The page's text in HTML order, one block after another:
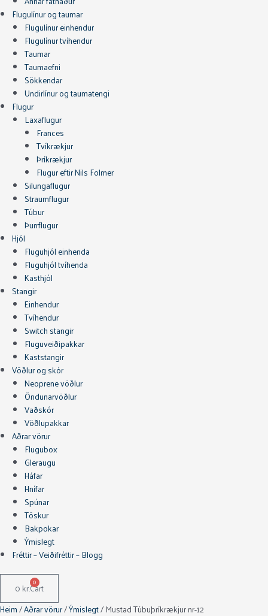
Flugulínur og taumar
Flugulínur einhendur
Flugulínur tvíhendur
Taumar
Taumaefni
Sökkendar
Undirlínur og taumatengi
Flugur
Laxaflugur
Frances
Tvíkrækjur
Þríkrækjur
Flugur eftir Nils Folmer
Silungaflugur
Straumflugur
Túbur
Þurrflugur
Hjól
Fluguhjól einhenda
Fluguhjól tvíhenda
Kasthjól
Stangir
Einhendur
Tvíhendur
Switch stangir
Fluguveiðipakkar
Kaststangir
Vöðlur og skór
Neoprene vöðlur
Öndunarvöðlur
Vaðskór
Vöðlupakkar
Aðrar vörur
Flugubox
Gleraugu
Háfar
Hnífar
Spúnar
Töskur
Bakpokar
Ýmislegt
Fréttir – Veiðifréttir – Blogg
0 kr. 0
Cart
Heim/Aðrar vörur/Ýmislegt/ Mustad Túbuþríkrækjur nr-12